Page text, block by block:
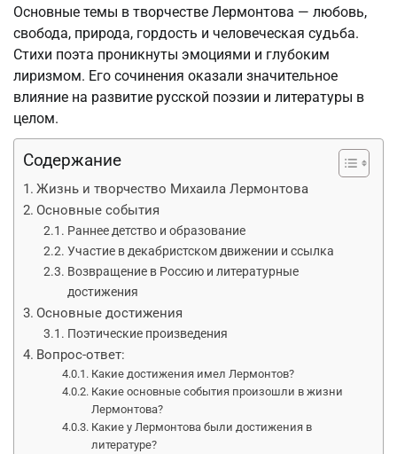
Основные темы в творчестве Лермонтова — любовь,
свобода, природа, гордость и человеческая судьба.
Стихи поэта проникнуты эмоциями и глубоким
лиризмом. Его сочинения оказали значительное
влияние на развитие русской поэзии и литературы в
целом.
Содержание
Жизнь и творчество Михаила Лермонтова
Основные события
Раннее детство и образование
Участие в декабристском движении и ссылка
Возвращение в Россию и литературные
достижения
Основные достижения
Поэтические произведения
Вопрос-ответ:
Какие достижения имел Лермонтов?
Какие основные события произошли в жизни
Лермонтова?
Какие у Лермонтова были достижения в
литературе?